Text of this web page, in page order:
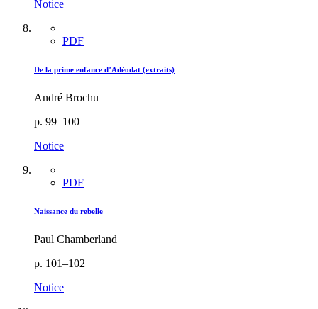
Notice
PDF
De la prime enfance d’Adéodat (extraits)
André Brochu
p. 99–100
Notice
PDF
Naissance du rebelle
Paul Chamberland
p. 101–102
Notice